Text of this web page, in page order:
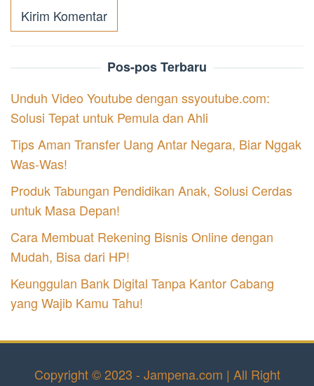
Pos-pos Terbaru
Unduh Video Youtube dengan ssyoutube.com:
Solusi Tepat untuk Pemula dan Ahli
Tips Aman Transfer Uang Antar Negara, Biar Nggak
Was-Was!
Produk Tabungan Pendidikan Anak, Solusi Cerdas
untuk Masa Depan!
Cara Membuat Rekening Bisnis Online dengan
Mudah, Bisa dari HP!
Keunggulan Bank Digital Tanpa Kantor Cabang
yang Wajib Kamu Tahu!
Copyright © 2023 - Jampena.com | All Right